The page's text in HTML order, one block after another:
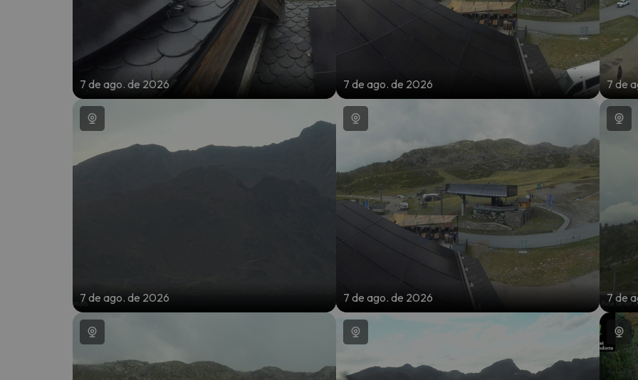
7 de ago. de 2026 7 de ago. de 2026 7 de
7 de ago. de 2026 7 de ago. de 2026 7 de